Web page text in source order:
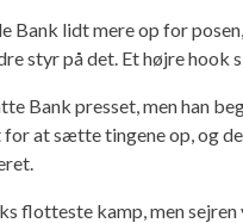
Bank lidt mere op for
styr på det. Et højre
Bank presset, men han
for at sætte tingene op, og
flotteste kamp, men sejren